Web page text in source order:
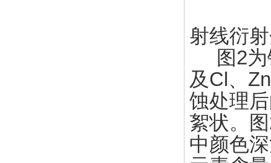
射线衍
图2为
及Cl、
蚀处理
絮状。
中颜色